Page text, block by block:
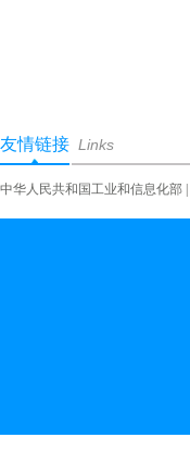
友情链接 Links
中华人民共和国工业和信息化部